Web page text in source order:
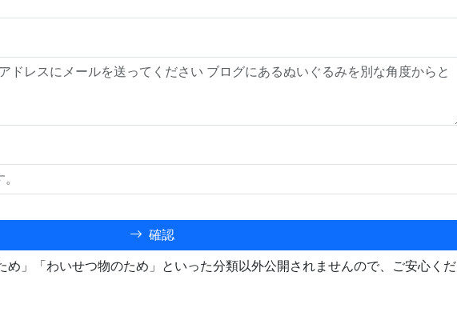
確認
め」「わいせつ物のため」といった分類以外公開されませんので、ご安心くだ